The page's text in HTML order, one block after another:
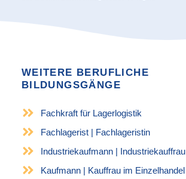
WEITERE BERUFLICHE
BILDUNGSGÄNGE
Fachkraft für Lagerlogistik
Fachlagerist | Fachlageristin
Industriekaufmann | Industriekauffrau
Kaufmann | Kauffrau im Einzelhandel